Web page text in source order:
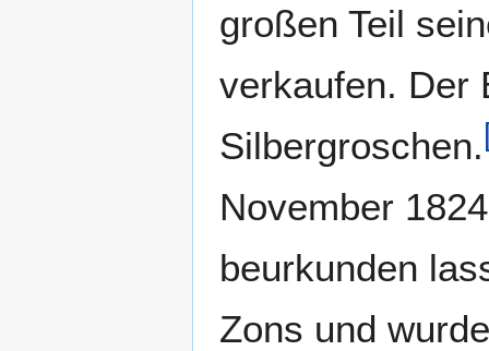
großen Teil
verkaufen. Der
Silbergroschen.
November
beurkunden
Zons und